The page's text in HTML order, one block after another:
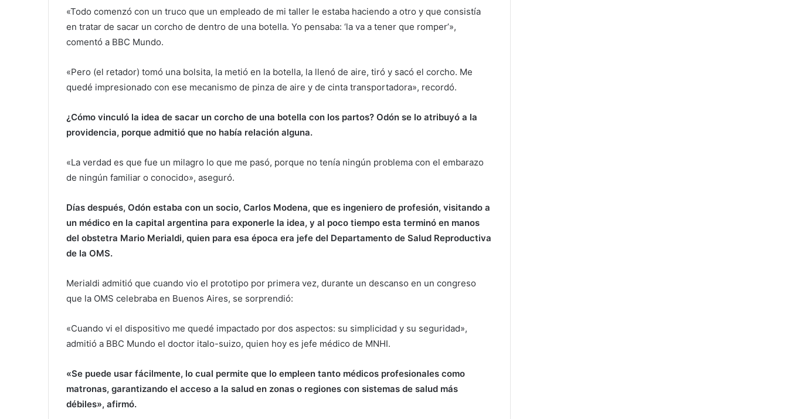
«Todo comenzó con un truco que un empleado de mi taller le estaba haciendo a otro y que consistía
en tratar de sacar un corcho de dentro de una botella. Yo pensaba: ‘la va a tener que romper’»,
comentó a BBC Mundo.
«Pero (el retador) tomó una bolsita, la metió en la botella, la llenó de aire, tiró y sacó el corcho. Me
quedé impresionado con ese mecanismo de pinza de aire y de cinta transportadora», recordó.
¿Cómo vinculó la idea de sacar un corcho de una botella con los partos? Odón se lo atribuyó a la
providencia, porque admitió que no había relación alguna.
«La verdad es que fue un milagro lo que me pasó, porque no tenía ningún problema con el embarazo
de ningún familiar o conocido», aseguró.
Días después, Odón estaba con un socio, Carlos Modena, que es ingeniero de profesión, visitando a
un médico en la capital argentina para exponerle la idea, y al poco tiempo esta terminó en manos
del obstetra Mario Merialdi, quien para esa época era jefe del Departamento de Salud Reproductiva
de la OMS.
Merialdi admitió que cuando vio el prototipo por primera vez, durante un descanso en un congreso
que la OMS celebraba en Buenos Aires, se sorprendió:
«Cuando vi el dispositivo me quedé impactado por dos aspectos: su simplicidad y su seguridad»,
admitió a BBC Mundo el doctor italo-suizo, quien hoy es jefe médico de MNHI.
«Se puede usar fácilmente, lo cual permite que lo empleen tanto médicos profesionales como
matronas, garantizando el acceso a la salud en zonas o regiones con sistemas de salud más
débiles», afirmó.